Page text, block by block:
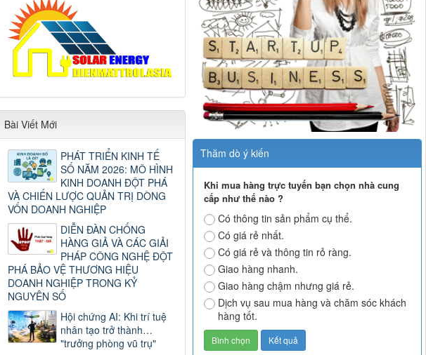
Thăm dò ý kiến
Khi mua hàng trực tuyến bạn chọn nhà cung
cấp như thế nào ?
Có thông tin sản phẩm cụ thể.
Có giá rẻ nhất.
Có giá rẻ và thông tin rỏ ràng.
Giao hàng nhanh.
Giao hàng chậm nhưng giá rẻ.
Dịch vụ sau mua hàng và chăm sóc khách
hàng tốt.
Bài Viết Mới
PHÁT TRIỂN KINH TẾ
SỐ NĂM 2026: MÔ HÌNH
KINH DOANH ĐỘT PHÁ
VÀ CHIẾN LƯỢC QUẢN TRỊ DÒNG
VỐN DOANH NGHIỆP
DIỄN ĐÀN CHỐNG
HÀNG GIẢ VÀ CÁC GIẢI
PHÁP CÔNG NGHỆ ĐỘT
PHÁ BẢO VỆ THƯƠNG HIỆU
DOANH NGHIỆP TRONG KỶ
NGUYÊN SỐ
Hội chứng AI: Khi trí tuệ
nhân tạo trở thành…
"trưởng phòng vũ trụ"